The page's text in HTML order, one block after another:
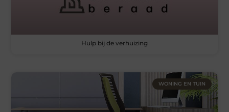
Hulp bij de verhuizing
WONING EN TUIN